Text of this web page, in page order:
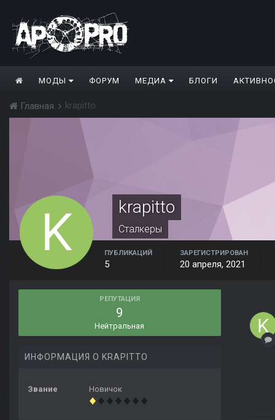
МОДЫ ФОРУМ МЕДИА БЛОГИ
Главная krapitto
krapitto
Сталкеры
ПУБЛИКАЦИЙ
5
ЗАРЕГИСТРИРОВАН
20 апреля, 2021
РЕПУТАЦИЯ
9
Нейтральная
ИНФОРМАЦИЯ О KRAPITTO
Звание Новичок